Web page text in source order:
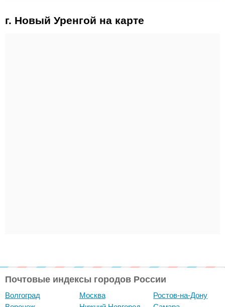
г. Новый Уренгой на карте
Почтовые индексы городов России
Волгоград
Москва
Ростов-на-Дону